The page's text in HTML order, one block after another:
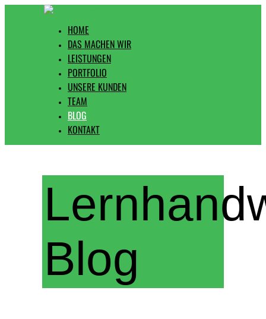
HOME
DAS MACHEN WIR
LEISTUNGEN
PORTFOLIO
UNSERE KUNDEN
TEAM
BLOG
KONTAKT
Blog